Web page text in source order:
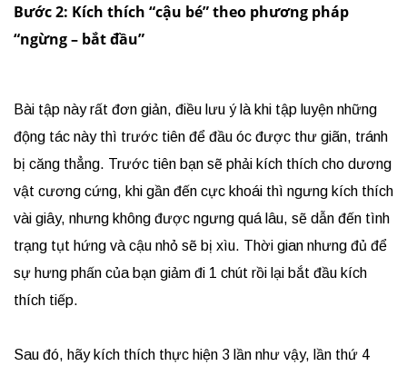
Bước 2: Kích thích “cậu bé” theo phương pháp
“ngừng – bắt đầu”
Bài tập này rất đơn giản, điều lưu ý là khi tập luyện những
động tác này thì trước tiên để đầu óc được thư giãn, tránh
bị căng thẳng. Trước tiên bạn sẽ phải kích thích cho dương
vật cương cứng, khi gần đến cực khoái thì ngưng kích thích
vài giây, nhưng không được ngưng quá lâu, sẽ dẫn đến tình
trạng tụt hứng và cậu nhỏ sẽ bị xìu. Thời gian nhưng đủ để
sự hưng phấn của bạn giảm đi 1 chút rồi lại bắt đầu kích
thích tiếp.
Sau đó, hãy kích thích thực hiện 3 lần như vậy, lần thứ 4